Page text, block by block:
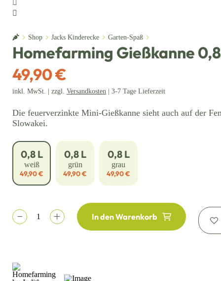
HomeShop Jacks Kinderecke Garten-Spaß
Homefarming Gießkanne
49,90 €
inkl. MwSt. | zzgl. Versandkosten | 3-7 Tage Lieferzeit
Die feuerverzinkte Mini-Gießkanne sieht auch auf der
Slowakei.
0,8 L
weiß
49,90 €
0,8 L
grün
49,90 €
0,8 L
grau
49,90 €
In den Warenkorb